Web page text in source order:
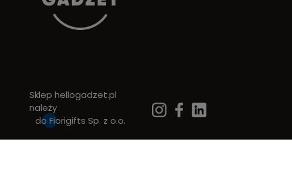
Sklep hellogadzet.pl
należy
do Fiorigifts Sp. z o.o.